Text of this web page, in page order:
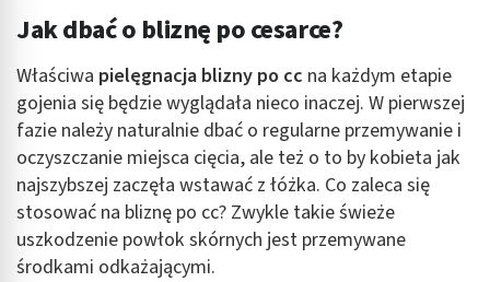
Jak dbać o bliznę po cesarce?
Właściwa pielęgnacja blizny po cc na każdym etapie
gojenia się będzie wyglądała nieco inaczej. W pierwszej
fazie należy naturalnie dbać o regularne przemywanie i
oczyszczanie miejsca cięcia, ale też o to by kobieta jak
najszybszej zaczęła wstawać z łóżka. Co zaleca się
stosować na bliznę po cc? Zwykle takie świeże
uszkodzenie powłok skórnych jest przemywane
środkami odkażającymi.